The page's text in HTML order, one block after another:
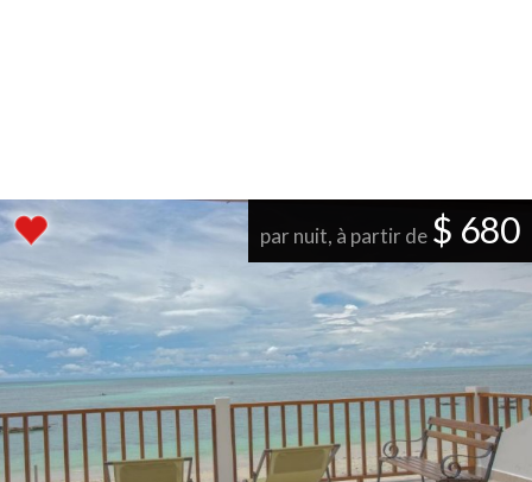
par nuit, à partir de $ 680